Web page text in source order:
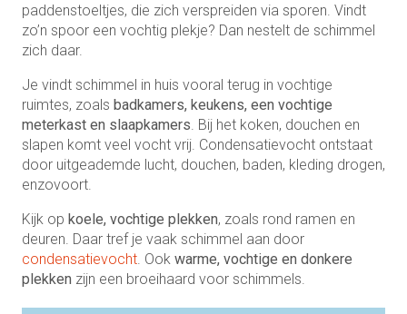
paddenstoeltjes, die zich verspreiden via sporen. Vindt
zo’n spoor een vochtig plekje? Dan nestelt de schimmel
zich daar.
Je vindt schimmel in huis vooral terug in vochtige
ruimtes, zoals badkamers, keukens, een vochtige
meterkast en slaapkamers . Bij het koken, douchen en
slapen komt veel vocht vrij. Condensatievocht ontstaat
door uitgeademde lucht, douchen, baden, kleding drogen,
enzovoort.
Kijk op koele, vochtige plekken, zoals rond ramen en
deuren. Daar tref je vaak schimmel aan door
condensatievocht . Ook warme, vochtige en donkere
plekken zijn een broeihaard voor schimmels.